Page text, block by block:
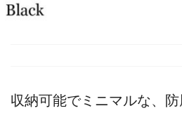
収納可能でミニマルな、